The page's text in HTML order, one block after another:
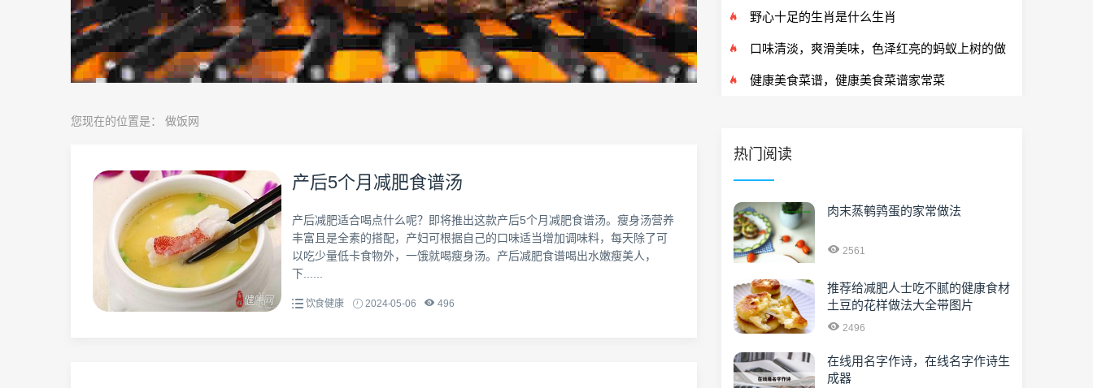
是吉兆还是凶兆
野心十足的生肖是什么生肖
口味清淡，爽滑美味，色泽红亮的蚂蚁上树的做
法介绍健康美食菜谱，健康美食菜谱家常菜
您现在的位置是： 做饭网
产后5个月减肥食谱汤
产后减肥适合喝点什么呢？即将推出这款产后5个月减肥食谱汤。瘦身汤营养
丰富且是全素的搭配，产妇可根据自己的口味适当增加调味料，每天除了可
以吃少量低卡食物外，一饿就喝瘦身汤。产后减肥食谱喝出水嫩瘦美人，
下......
饮食健康 2024-05-06 496
热门阅读
肉末蒸鹌鹑蛋的家常做法
2561
推荐给减肥人士吃不腻的健康食材
土豆的花样做法大全带图片
2496
在线用名字作诗，在线名字作诗生
成器